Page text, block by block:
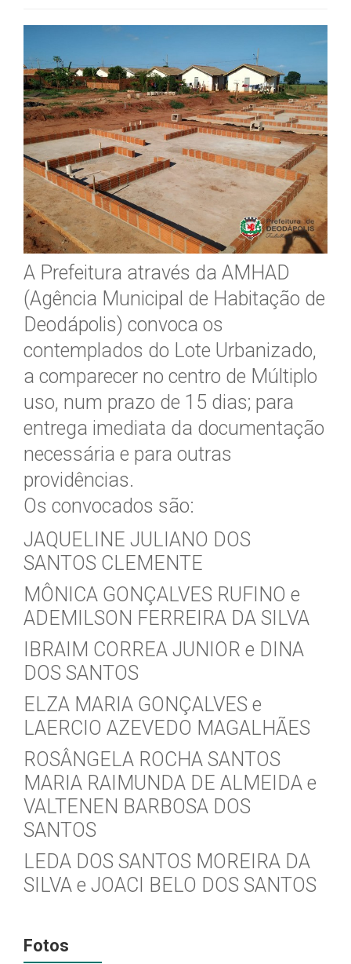
A Prefeitura através da AMHAD
(Agência Municipal de Habitação de
Deodápolis) convoca os
contemplados do Lote Urbanizado,
a comparecer no centro de Múltiplo
uso, num prazo de 15 dias; para
entrega imediata da documentação
necessária e para outras
providências.
Os convocados são:
JAQUELINE JULIANO DOS
SANTOS CLEMENTE
MÔNICA GONÇALVES RUFINO e
ADEMILSON FERREIRA DA SILVA
IBRAIM CORREA JUNIOR e DINA
DOS SANTOS
ELZA MARIA GONÇALVES e
LAERCIO AZEVEDO MAGALHÃES
ROSÂNGELA ROCHA SANTOS
MARIA RAIMUNDA DE ALMEIDA e
VALTENEN BARBOSA DOS
SANTOS
LEDA DOS SANTOS MOREIRA DA
SILVA e JOACI BELO DOS SANTOS
Fotos